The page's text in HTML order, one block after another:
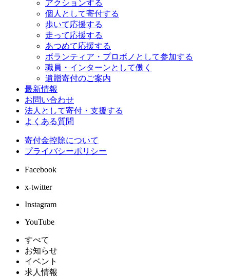
アクションする
個人として寄付する
歩いて応援する
走って応援する
あつめて応援する
ボランティア・プロボノとして参加する
職員・インターンとして働く
遺贈寄付のご案内
最新情報
お問い合わせ
法人として寄付・支援する
よくある質問
寄付金控除について
プライバシーポリシー
Facebook
x-twitter
Instagram
YouTube
すべて
お知らせ
イベント
求人情報